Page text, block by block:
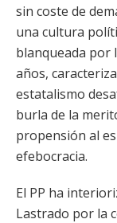
sin coste de
una cultura
blanqueada por
años,
estatalismo
burla de la
propensión al
efebocracia.
El PP ha
Lastrado por la